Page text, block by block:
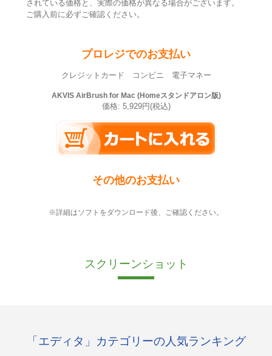
されている価格と、実際の価格が異なる場合がございます。
ご購入前に必ずご確認ください。
プロレジでのお支払い
クレジットカード コンビニ 電子マネー
AKVIS AirBrush for Mac (Homeスタンドアロン版)
価格: 5,929円(税込)
その他のお支払い
※詳細はソフトをダウンロード後、ご確認ください。
スクリーンショット
「エディタ」カテゴリーの人気ランキング